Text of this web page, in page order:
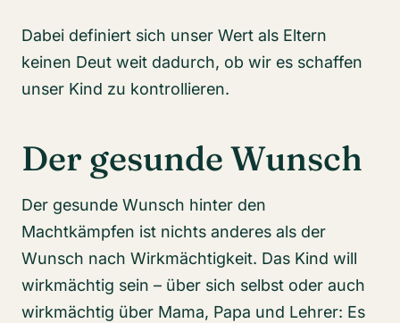
Dabei definiert sich unser Wert als Eltern
keinen Deut weit dadurch, ob wir es schaffen
unser Kind zu kontrollieren.
Der gesunde Wunsch
Der gesunde Wunsch hinter den
Machtkämpfen ist nichts anderes als der
Wunsch nach Wirkmächtigkeit. Das Kind will
wirkmächtig sein – über sich selbst oder auch
wirkmächtig über Mama, Papa und Lehrer: Es